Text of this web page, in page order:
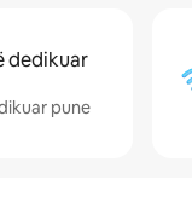
dedikuar
pune